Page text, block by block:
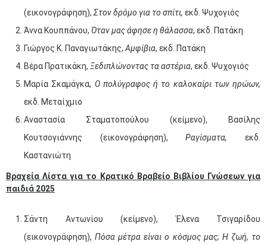
(εικονογράφηση), Στον δρόμο για το σπίτι, εκδ. Ψυχογιός
Άννα Κουππάνου, Όταν μας άφησε η θάλασσα, εκδ. Πατάκη
Γιώργος Κ. Παναγιωτάκης, Αμφίβια, εκδ. Πατάκη
Βέρα Πρατικάκη, Ξεδιπλώνοντας τα αστέρια, εκδ. Ψυχογιός
Μαρία Σκαμάγκα, Ο πολύγραφος ή το καλοκαίρι των ηρώων,
εκδ. Μεταίχμιο
Αναστασία Σταματοπούλου (κείμενο), Βασίλης
Κουτσογιάννης (εικονογράφηση),Ραγίσματα, εκδ.
Καστανιώτη
Βραχεία Λίστα για το Κρατικό Βραβείο Βιβλίου Γνώσεων για
παιδιά 2025
Σάντη Αντωνίου (κείμενο), Έλενα Τσιγαρίδου
(εικονογράφηση),Πόσα μέτρα είναι ο κόσμος μας; Η ζωή, το